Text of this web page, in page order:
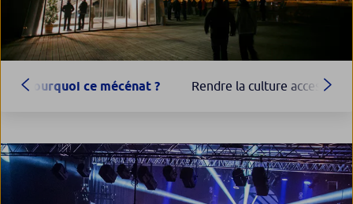
Pourquoi ce mécénat ? Rendre la culture accessible